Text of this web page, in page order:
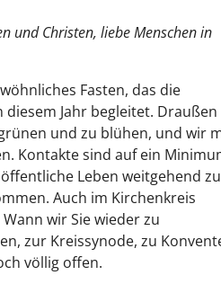
und Christen, liebe Menschen in
Fasten, das die
diesem Jahr begleitet. Draußen
und zu blühen, und wir
Kontakte sind auf ein
Leben weitgehend
Auch im Kirchenkreis
wir Sie wieder zu
zur Kreissynode, zu
völlig offen.